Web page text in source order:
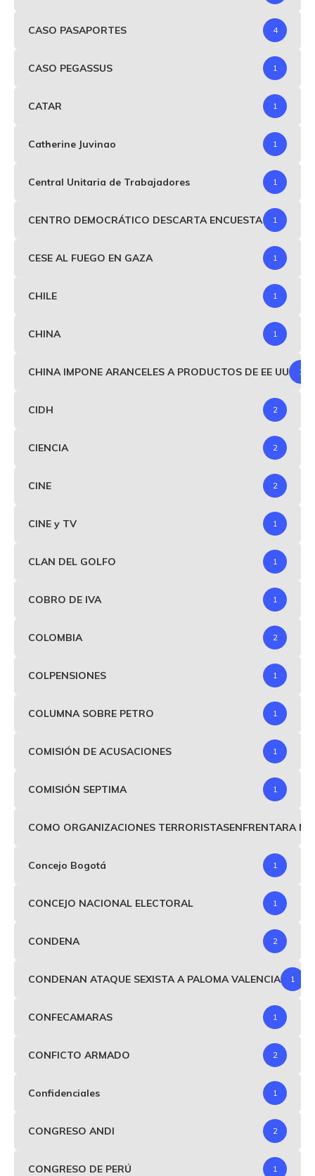
CASO PASAPORTES 4
CASO PEGASSUS 1
CATAR 1
Catherine Juvinao 1
Central Unitaria de Trabajadores 1
CENTRO DEMOCRÁTICO DESCARTA ENCUESTA 1
CESE AL FUEGO EN GAZA 1
CHILE 1
CHINA 1
CHINA IMPONE ARANCELES A PRODUCTOS DE EE UU 1
CIDH 2
CIENCIA 2
CINE 2
CINE y TV 1
CLAN DEL GOLFO 1
COBRO DE IVA 1
COLOMBIA 2
COLPENSIONES 1
COLUMNA SOBRE PETRO 1
COMISIÓN DE ACUSACIONES 1
COMISIÓN SEPTIMA 1
COMO ORGANIZACIONES TERRORISTASENFRENTARA
Concejo Bogotá 1
CONCEJO NACIONAL ELECTORAL 1
CONDENA 2
CONDENAN ATAQUE SEXISTA A PALOMA VALENCIA 1
CONFECAMARAS 1
CONFICTO ARMADO 2
Confidenciales 1
CONGRESO ANDI 2
CONGRESO DE PERÚ 1